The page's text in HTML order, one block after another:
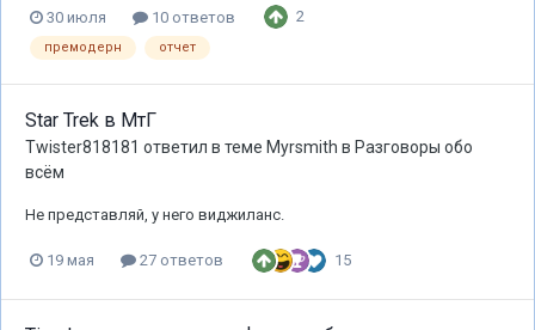
30 июля 10 ответов 2
премодерн отчет
Star Trek в МтГ
Twister818181 ответил в теме Myrsmith в Разговоры обо
всём
Не представляй, у него виджиланс.
19 мая 27 ответов 15